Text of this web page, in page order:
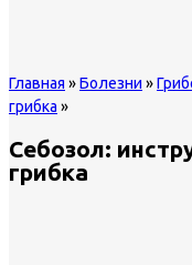
Главная »Болезни »
грибка »
Себозол:
грибка